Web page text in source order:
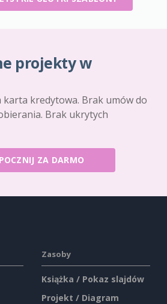
projekty w
karta kredytowa. Brak umów do
Brak ukrytych
ZA DARMO
Zasoby
Książka / Pokaz slajdów
Projekt / Diagram